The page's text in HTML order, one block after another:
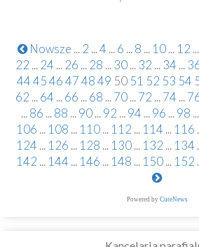
Nowsze ... 2 ...4 ... 6 ... 8 ... 10 ... 12 ...
22 ... 24 ... 26 ... 28 ...30...32 ...34 ...
444546474849 50 51 52 53 54
62 ... 64 ... 66 ... 68 ... 70 ... 72 ... 74 ...
... 86 ... 88 ... 90 ... 92 ... 94 ... 96 ... 98 ...
106 ... 108 ... 110... 112 ... 114 ... 116
124 ... 126 ... 128 ... 130... 132 ... 134
142 ... 144 ... 146 ... 148 ... 150 ... 152
Powered by CuteNews